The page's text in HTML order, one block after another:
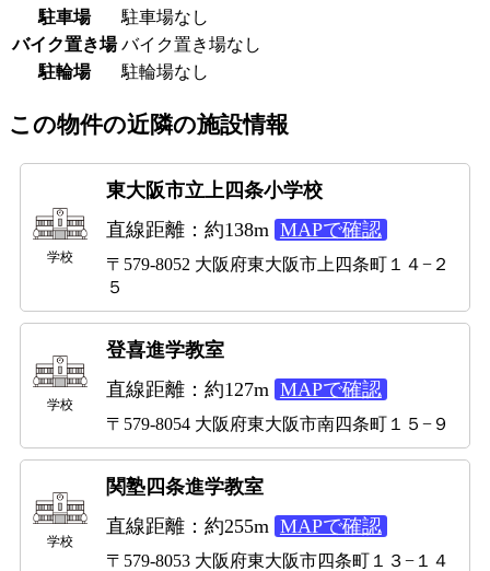
駐車場
駐車場なし
バイク置き場 バイク置き場なし
駐輪場
駐輪場なし
この物件の近隣の施設情報
学校
東大阪市立上四条小学校
直線距離：約138m MAPで確認
〒579-8052 大阪府東大阪市上四条町１４−２
５
学校
登喜進学教室
直線距離：約127m MAPで確認
〒579-8054 大阪府東大阪市南四条町１５−９
学校
関塾四条進学教室
直線距離：約255m MAPで確認
〒579-8053 大阪府東大阪市四条町１３−１４